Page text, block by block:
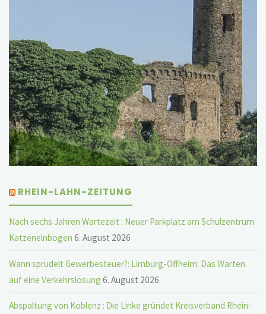
RHEIN-LAHN-ZEITUNG
Nach sechs Jahren Wartezeit : Neuer Parkplatz am Schulzentrum
Katzenelnbogen 6. August 2026
Wann sprudelt Gewerbesteuer?: Limburg-Offheim: Das Warten
auf eine Verkehrslösung 6. August 2026
Abspaltung von Koblenz : Die Linke gründet Kreisverband Rhein-